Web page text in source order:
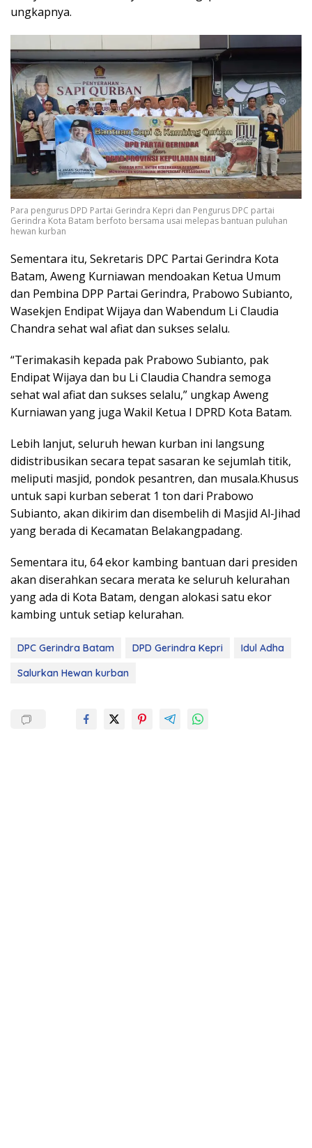
ungkapnya.
Para pengurus DPD Partai Gerindra Kepri dan Pengurus DPC partai
Gerindra Kota Batam berfoto bersama usai melepas bantuan puluhan
hewan kurban
Sementara itu, Sekretaris DPC Partai Gerindra Kota
Batam, Aweng Kurniawan mendoakan Ketua Umum
dan Pembina DPP Partai Gerindra, Prabowo Subianto,
Wasekjen Endipat Wijaya dan Wabendum Li Claudia
Chandra sehat wal afiat dan sukses selalu.
“Terimakasih kepada pak Prabowo Subianto, pak
Endipat Wijaya dan bu Li Claudia Chandra semoga
sehat wal afiat dan sukses selalu,” ungkap Aweng
Kurniawan yang juga Wakil Ketua I DPRD Kota Batam.
​Lebih lanjut, seluruh hewan kurban ini langsung
didistribusikan secara tepat sasaran ke sejumlah titik,
meliputi masjid, pondok pesantren, dan musala.​Khusus
untuk sapi kurban seberat 1 ton dari Prabowo
Subianto, akan dikirim dan disembelih di Masjid Al-Jihad
yang berada di Kecamatan Belakangpadang.
Sementara itu, 64 ekor kambing bantuan dari presiden
akan diserahkan secara merata ke seluruh kelurahan
yang ada di Kota Batam, dengan alokasi satu ekor
kambing untuk setiap kelurahan.
DPC Gerindra Batam DPD Gerindra Kepri
Idul Adha
Salurkan Hewan kurban